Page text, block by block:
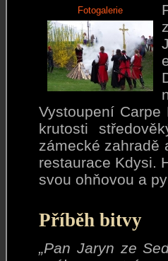
Fotogalerie
Vystoupení Carpe
krutosti
zámecké zahradě
restaurace Kdysi.
svou ohňovou a
Příběh bitvy
„Pan Jaryn ze